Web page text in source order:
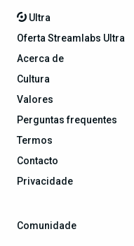
Ultra
Oferta Streamlabs Ultra
Acerca de
Cultura
Valores
Perguntas frequentes
Termos
Contacto
Privacidade
Comunidade